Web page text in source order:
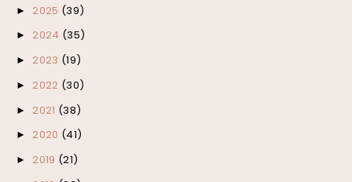
► 2025 (39)
► 2024 (35)
► 2023 (19)
► 2022 (30)
► 2021 (38)
► 2020 (41)
► 2019 (21)